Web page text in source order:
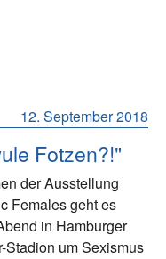
12. September 2018
Fotzen?!"
der Ausstellung
Females geht es
in Hamburger
Stadion um Sexismus